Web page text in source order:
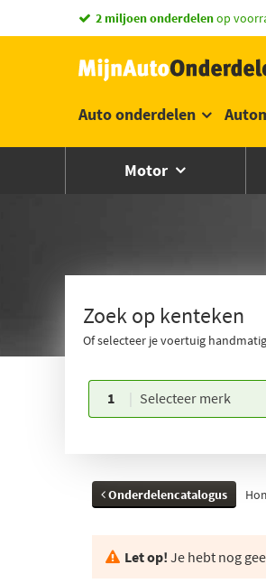
vandaag besteld,morgen in
2 miljoen onderdelenop
Auto onderdelen
Motor
Zoek op kenteken
Of selecteer je voertuig handmatig
1 Selecteer merk
Onderdelencatalogus
Let op! Je hebt nog